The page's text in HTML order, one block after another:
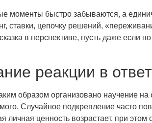
моменты быстро забываются, а
ставки, цепочку решений,
в перспективе, пусть даже если
реакции в
образом организовано научение
Случайное подкрепление часто
личная ценность возрастает, при